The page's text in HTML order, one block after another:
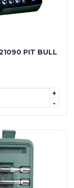
PIT BULL
+
-